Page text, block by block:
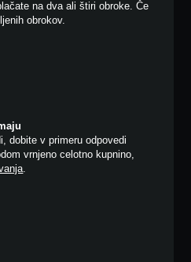
na dva ali štiri obroke. Če
obrokov.
dobite v primeru odpovedi
vrnjeno celotno kupnino,
.